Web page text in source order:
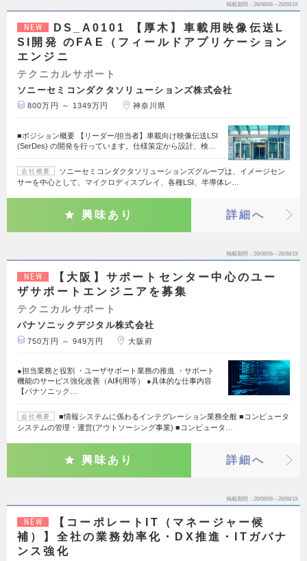
掲載期間 26/08/06～26/08/19
NEW
DS_A0101 【厚木】車載用映像伝送L
SI開発 のFAE（フィールドアプリケーション
エンジニ
テクニカルサポート
ソニーセミコンダクタソリューションズ株式会社
800万円 ～ 1349万円 神奈川県
■ポジション概要 【リーダー/担当者】車載向け映像伝送LSI
(SerDes) の開発を行っています。仕様策定から設計、検…
会社概要
ソニーセミコンダクタソリューションズグループは、イメージセン
サーを中心として、マイクロディスプレイ、各種LSI、半導体レ…
興味あり 詳細へ
掲載期間 26/08/06～26/08/19
NEW
【大阪】サポートセンター中心のユー
ザサポートエンジニアを募集
テクニカルサポート
パナソニックデジタル株式会社
750万円 ～ 949万円 大阪府
●担当業務と役割 ・ユーザサポート業務の推進 ・サポート
機能のサービス強化改善（AI利用等） ●具体的な仕事内容
【パナソニック…
会社概要
■情報システムに係わるインテグレーション業務全般 ■コンピュータ
システムの管理・運営(アウトソーシング事業) ■コンピュータ…
興味あり 詳細へ
掲載期間 26/08/06～26/08/19
NEW
【コーポレートIT（マネージャー候
補）】全社の業務効率化・DX推進・ITガバナ
ンス強化